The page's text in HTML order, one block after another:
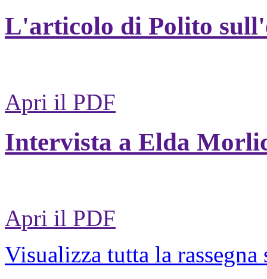
L'articolo di Polito
Apri il PDF
Intervista a Elda
Apri il PDF
Visualizza tutta la rassegna